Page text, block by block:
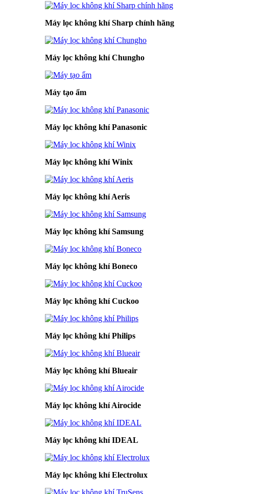
Máy lọc không khí Sharp chính hãng
Máy lọc không khí Chungho
Máy tạo ẩm
Máy lọc không khí Panasonic
Máy lọc không khí Winix
Máy lọc không khí Aeris
Máy lọc không khí Samsung
Máy lọc không khí Boneco
Máy lọc không khí Cuckoo
Máy lọc không khí Philips
Máy lọc không khí Blueair
Máy lọc không khí Airocide
Máy lọc không khí IDEAL
Máy lọc không khí Electrolux